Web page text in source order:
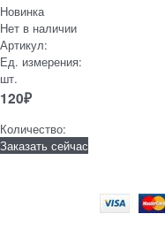
Новинка
Нет в наличии
Артикул:
Ед. измерения:
шт.
120₽
Количество:
Заказать сейчас